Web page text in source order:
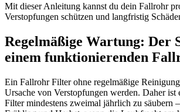
Mit dieser Anleitung kannst du dein Fallrohr
Verstopfungen schützen und langfristig
Regelmäßige Wartung: Der
einem funktionierenden
Ein Fallrohr Filter ohne regelmäßige
Ursache von Verstopfungen werden. Daher ist
Filter mindestens zweimal jährlich zu säubern